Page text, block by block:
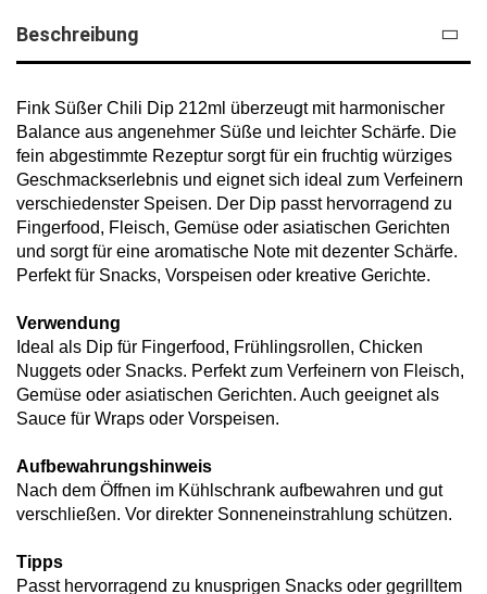
Beschreibung
Fink Süßer Chili Dip 212ml überzeugt mit harmonischer
Balance aus angenehmer Süße und leichter Schärfe. Die
fein abgestimmte Rezeptur sorgt für ein fruchtig würziges
Geschmackserlebnis und eignet sich ideal zum Verfeinern
verschiedenster Speisen. Der Dip passt hervorragend zu
Fingerfood, Fleisch, Gemüse oder asiatischen Gerichten
und sorgt für eine aromatische Note mit dezenter Schärfe.
Perfekt für Snacks, Vorspeisen oder kreative Gerichte.
Verwendung
Ideal als Dip für Fingerfood, Frühlingsrollen, Chicken
Nuggets oder Snacks. Perfekt zum Verfeinern von Fleisch,
Gemüse oder asiatischen Gerichten. Auch geeignet als
Sauce für Wraps oder Vorspeisen.
Aufbewahrungshinweis
Nach dem Öffnen im Kühlschrank aufbewahren und gut
verschließen. Vor direkter Sonneneinstrahlung schützen.
Tipps
Passt hervorragend zu knusprigen Snacks oder gegrilltem